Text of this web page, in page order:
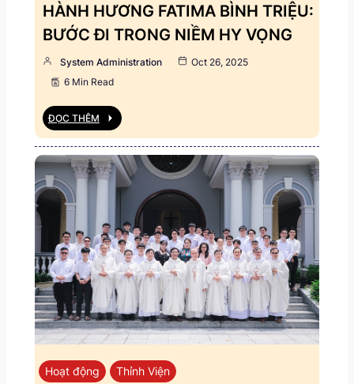
HÀNH HƯƠNG FATIMA BÌNH TRIỆU:
BƯỚC ĐI TRONG NIỀM HY VỌNG
System Administration
Oct 26, 2025
6 Min Read
ĐỌC THÊM
Hoạt động Thỉnh Viện